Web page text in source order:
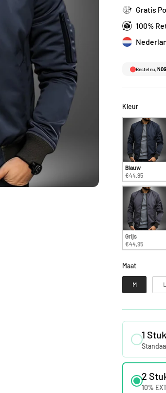
Gratis
100%
Bestel nu,
KleurKleur
Blauw
€44,95
Grijs
€44,95
MaatMaat
M L
1 Stuk
2
10%